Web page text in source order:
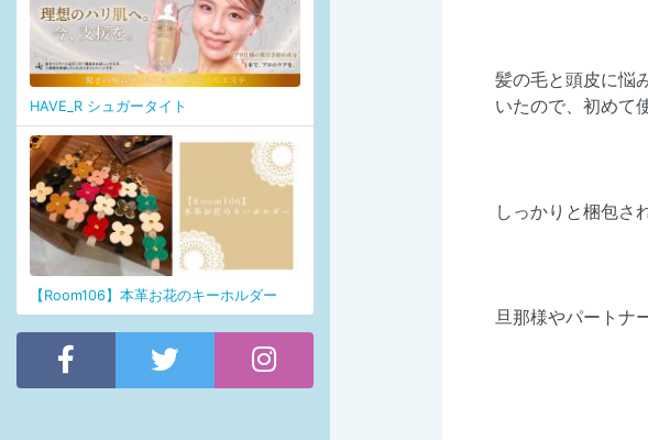
髪の毛と頭皮に悩
いたので、初めて
しっかりと梱包さ
旦那様やパートナ
HAVE_R シュガータイト
【Room106】本革お花のキーホルダー